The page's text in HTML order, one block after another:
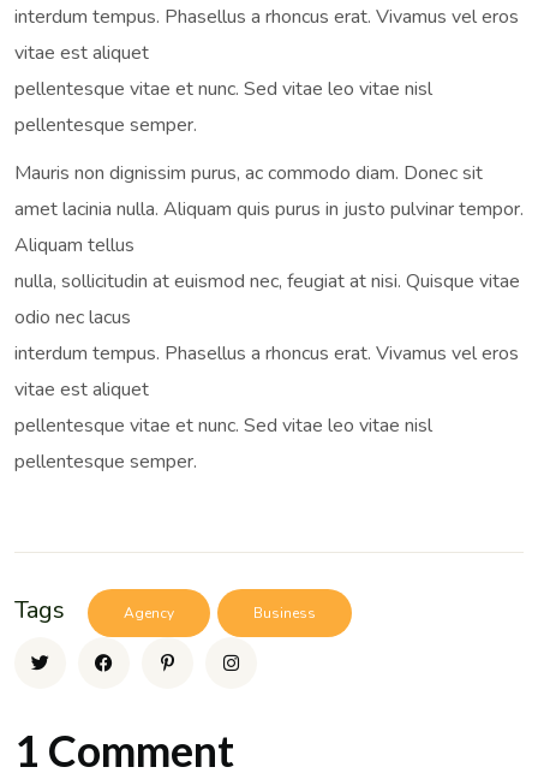
interdum tempus. Phasellus a rhoncus erat. Vivamus vel eros
vitae est aliquet
pellentesque vitae et nunc. Sed vitae leo vitae nisl
pellentesque semper.
Mauris non dignissim purus, ac commodo diam. Donec sit
amet lacinia nulla. Aliquam quis purus in justo pulvinar tempor.
Aliquam tellus
nulla, sollicitudin at euismod nec, feugiat at nisi. Quisque vitae
odio nec lacus
interdum tempus. Phasellus a rhoncus erat. Vivamus vel eros
vitae est aliquet
pellentesque vitae et nunc. Sed vitae leo vitae nisl
pellentesque semper.
Tags Agency Business
1 Comment